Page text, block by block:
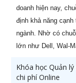
doanh hiện nay,
định khả năng
ngành. Nhờ có
lớn như Dell, Wal-
Khóa học Quản
chi phí Online